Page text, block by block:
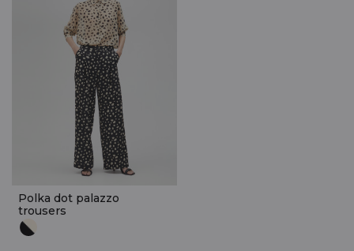
Polka dot palazzo
trousers